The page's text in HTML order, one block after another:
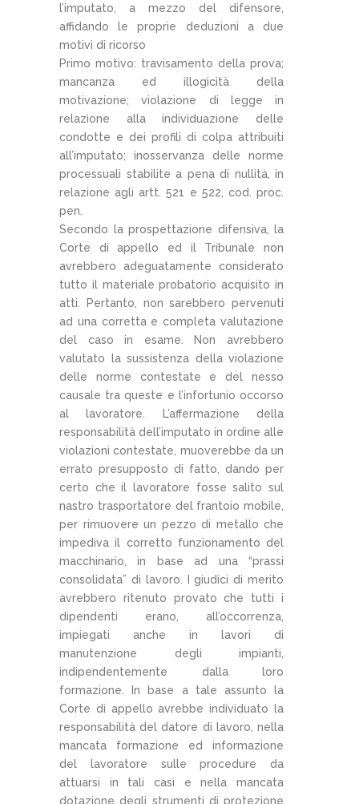
l’imputato, a mezzo del difensore,
affidando le proprie deduzioni a due
motivi di ricorso
Primo motivo: travisamento della prova;
mancanza ed illogicità della
motivazione; violazione di legge in
relazione alla individuazione delle
condotte e dei profili di colpa attribuiti
all’imputato; inosservanza delle norme
processuali stabilite a pena di nullità, in
relazione agli artt. 521 e 522, cod. proc.
pen.
Secondo la prospettazione difensiva, la
Corte di appello ed il Tribunale non
avrebbero adeguatamente considerato
tutto il materiale probatorio acquisito in
atti. Pertanto, non sarebbero pervenuti
ad una corretta e completa valutazione
del caso in esame. Non avrebbero
valutato la sussistenza della violazione
delle norme contestate e del nesso
causale tra queste e l’infortunio occorso
al lavoratore. L’affermazione della
responsabilità dell’imputato in ordine alle
violazioni contestate, muoverebbe da un
errato presupposto di fatto, dando per
certo che il lavoratore fosse salito sul
nastro trasportatore del frantoio mobile,
per rimuovere un pezzo di metallo che
impediva il corretto funzionamento del
macchinario, in base ad una “prassi
consolidata” di lavoro. I giudici di merito
avrebbero ritenuto provato che tutti i
dipendenti erano, all’occorrenza,
impiegati anche in lavori di
manutenzione degli impianti,
indipendentemente dalla loro
formazione. In base a tale assunto la
Corte di appello avrebbe individuato la
responsabilità del datore di lavoro, nella
mancata formazione ed informazione
del lavoratore sulle procedure da
attuarsi in tali casi e nella mancata
dotazione degli strumenti di protezione